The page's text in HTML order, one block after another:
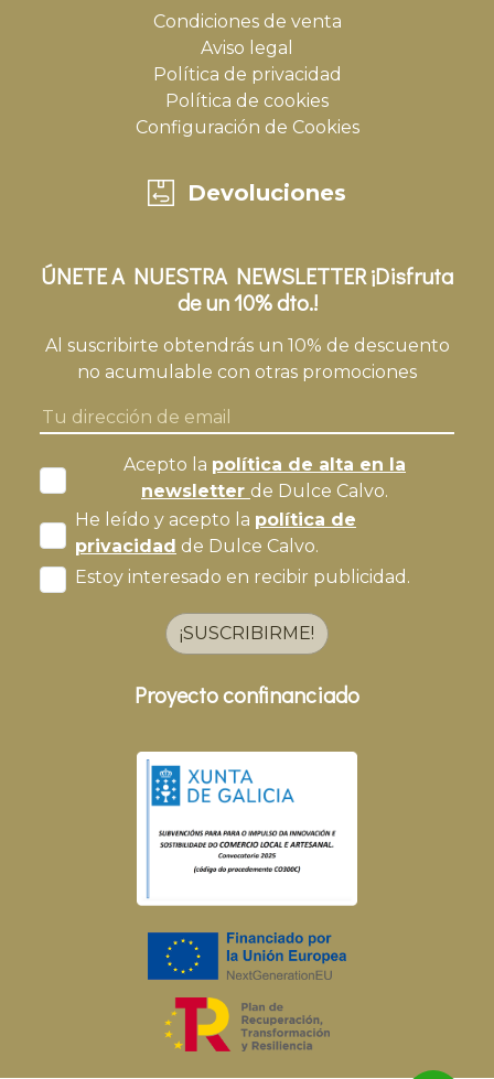
Condiciones de venta
Aviso legal
Política de privacidad
Política de cookies
Configuración de Cookies
Devoluciones
ÚNETE A NUESTRA NEWSLETTER ¡Disfruta
de un 10% dto.!
Al suscribirte obtendrás un 10% de descuento
no acumulable con otras promociones
Acepto la política de alta en la
newsletter de Dulce Calvo.
He leído y acepto la política de
privacidad de Dulce Calvo.
Estoy interesado en recibir publicidad.
¡SUSCRIBIRME!
Proyecto confinanciado